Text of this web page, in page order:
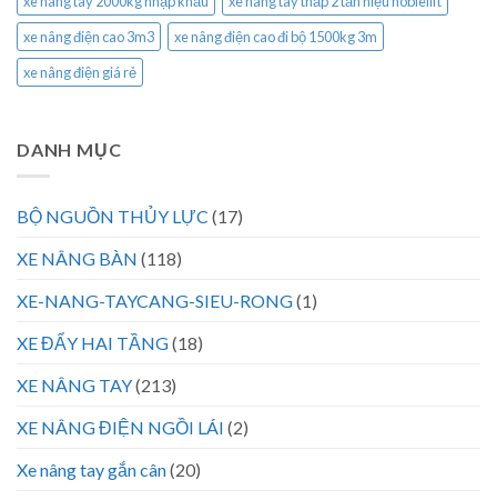
xe nâng điện cao 3m3
xe nâng điện cao đi bộ 1500kg 3m
xe nâng điện giá rẻ
DANH MỤC
BỘ NGUỒN THỦY LỰC (17)
XE NÂNG BÀN (118)
XE-NANG-TAYCANG-SIEU-RONG(1)
XE ĐẨY HAI TẦNG(18)
XE NÂNG TAY(213)
XE NÂNG ĐIỆN NGỒI LÁI (2)
Xe nâng tay gắn cân(20)